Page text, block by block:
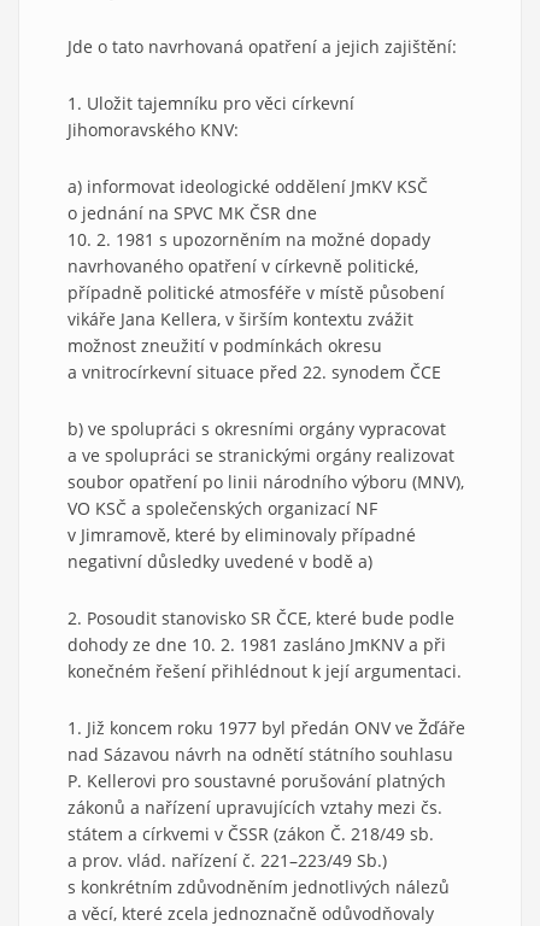
Jde o tato navrhovaná opatření a jejich zajištění:
1. Uložit tajemníku pro věci církevní
Jihomoravského KNV:
a) informovat ideologické oddělení JmKV KSČ
o jednání na SPVC MK ČSR dne
10. 2. 1981 s upozorněním na možné dopady
navrhovaného opatření v církevně politické,
případně politické atmosféře v místě působení
vikáře Jana Kellera, v širším kontextu zvážit
možnost zneužití v podmínkách okresu
a vnitrocírkevní situace před 22. synodem ČCE
b) ve spolupráci s okresními orgány vypracovat
a ve spolupráci se stranickými orgány realizovat
soubor opatření po linii národního výboru (MNV),
VO KSČ a společenských organizací NF
v Jimramově, které by eliminovaly případné
negativní důsledky uvedené v bodě a)
2. Posoudit stanovisko SR ČCE, které bude podle
dohody ze dne 10. 2. 1981 zasláno JmKNV a při
konečném řešení přihlédnout k její argumentaci.
1. Již koncem roku 1977 byl předán ONV ve Žďáře
nad Sázavou návrh na odnětí státního souhlasu
P. Kellerovi pro soustavné porušování platných
zákonů a nařízení upravujících vztahy mezi čs.
státem a církvemi v ČSSR (zákon Č. 218/49 sb.
a prov. vlád. nařízení č. 221–223/49 Sb.)
s konkrétním zdůvodněním jednotlivých nálezů
a věcí, které zcela jednoznačně odůvodňovaly